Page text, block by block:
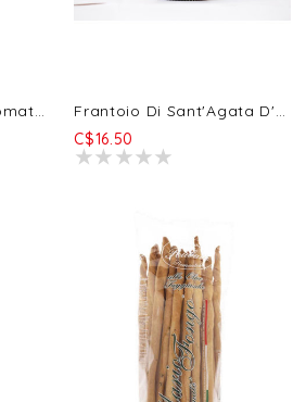
Masseria Mirogallo Tomates Séchées - Marinées En Huile Olive Extra Vierge - Evoo - 195g
Frantoio Di Sant'Agata D'Oneglia Taggiasche Tapenade D'Olives Au Citron 180g
C$16.50